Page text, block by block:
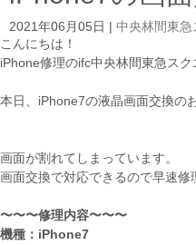
2021年06月05日
中央林間東急
こんにちは！
iPhone修理のifc中央林間東急スク
本日、iPhone7の液晶画面交換の
画面が割れてしまっています。
画面交換で対応できるので早速修
〜〜〜修理内容〜〜〜
機種：iPhone7